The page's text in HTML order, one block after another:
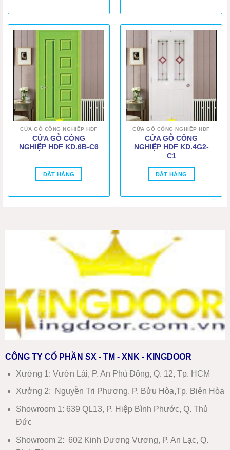
CỬA GỖ CÔNG NGHIỆP HDF
CỬA GỖ CÔNG
NGHIỆP HDF KD.6B-C6
ĐẶT HÀNG
CỬA GỖ CÔNG NGHIỆP HDF
CỬA GỖ CÔNG
NGHIỆP HDF KD.4G2-
C1
ĐẶT HÀNG
CÔNG TY CỔ PHẦN SX - TM - XNK - KINGDOOR
Xưởng 1: Vườn Lài, P. An Phú Đông, Q. 12, Tp. HCM
Xưởng 2: Nguyễn Tri Phương, P. Bửu Hòa,Tp. Biên Hòa
Showroom 1: 639 QL13, P. Hiệp Bình Phước, Q. Thủ
Đức
Showroom 2: 602 Kinh Dương Vương, P. An Lạc, Q.